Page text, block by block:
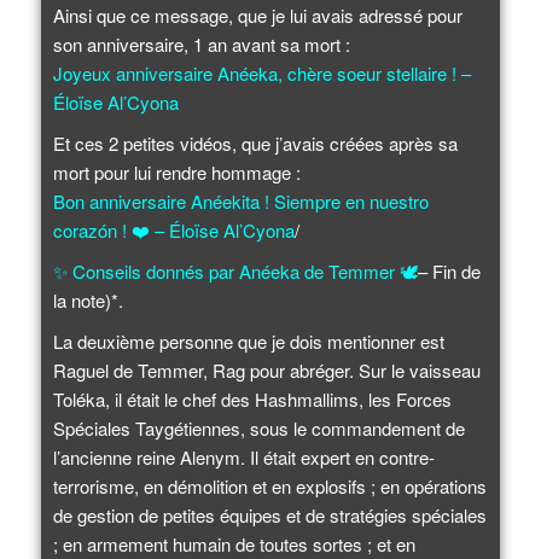
Ainsi que ce message, que je lui avais adressé pour
son anniversaire, 1 an avant sa mort :
Joyeux anniversaire Anéeka, chère soeur stellaire ! –
Éloïse Al’Cyona
Et ces 2 petites vidéos, que j’avais créées après sa
mort pour lui rendre hommage :
Bon anniversaire Anéekita ! Siempre en nuestro
corazón !❤️ – Éloïse Al’Cyona/
✨Conseils donnés par Anéeka de Temmer🕊️– Fin de
la note)*.
La deuxième personne que je dois mentionner est
Raguel de Temmer, Rag pour abréger. Sur le vaisseau
Toléka, il était le chef des Hashmallims, les Forces
Spéciales Taygétiennes, sous le commandement de
l’ancienne reine Alenym. Il était expert en contre-
terrorisme, en démolition et en explosifs ; en opérations
de gestion de petites équipes et de stratégies spéciales
; en armement humain de toutes sortes ; et en